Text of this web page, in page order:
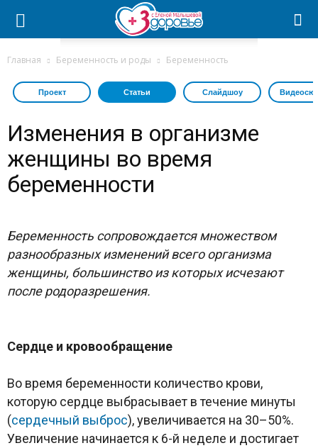
Главная Беременность и роды Беременность
Проект Статьи Слайдшоу
Изменения в организме
женщины во время
беременности
Беременность сопровождается множеством
разнообразных изменений всего организма
женщины, большинство из которых исчезают
после родоразрешения.
Сердце и кровообращение
Во время беременности количество крови,
которую сердце выбрасывает в течение минуты
(сердечный выброс), увеличивается на 30–50%.
Увеличение начинается к 6-й неделе и достигает